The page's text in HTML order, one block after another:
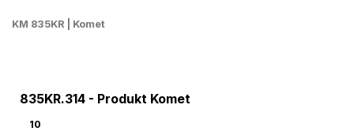
KM 835KR | Komet
835KR.314 - Produkt Komet
10